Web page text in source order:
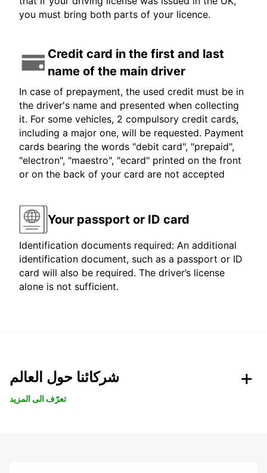
you must bring both parts of your licence.
Credit card in the first and last
name of the main driver
In case of prepayment, the used credit must be in
the driver's name and presented when collecting
it. For some vehicles, 2 compulsory credit cards,
including a major one, will be requested. Payment
cards bearing the words "debit card", "prepaid",
"electron", "maestro", "ecard" printed on the front
or on the back of your card are not accepted
Your passport or ID card
Identification documents required: An additional
identification document, such as a passport or ID
card will also be required. The driver’s license
alone is not sufficient.
شركائنا حول العالم
تعرّف الى المزيد